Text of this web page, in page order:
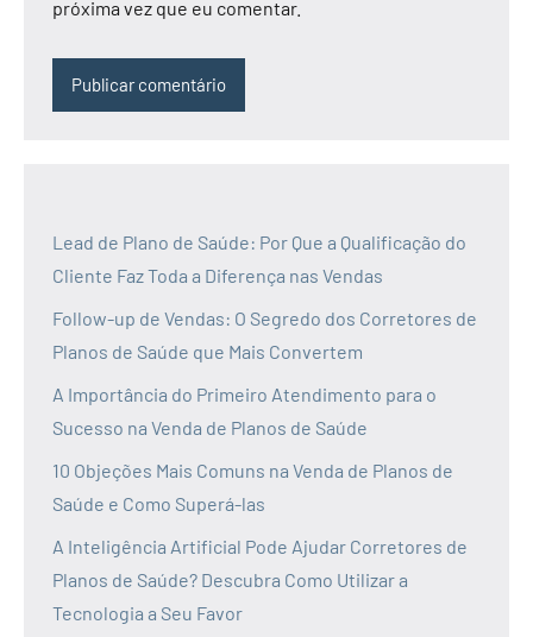
próxima vez que eu comentar.
Lead de Plano de Saúde: Por Que a Qualificação do
Cliente Faz Toda a Diferença nas Vendas
Follow-up de Vendas: O Segredo dos Corretores de
Planos de Saúde que Mais Convertem
A Importância do Primeiro Atendimento para o
Sucesso na Venda de Planos de Saúde
10 Objeções Mais Comuns na Venda de Planos de
Saúde e Como Superá-las
A Inteligência Artificial Pode Ajudar Corretores de
Planos de Saúde? Descubra Como Utilizar a
Tecnologia a Seu Favor